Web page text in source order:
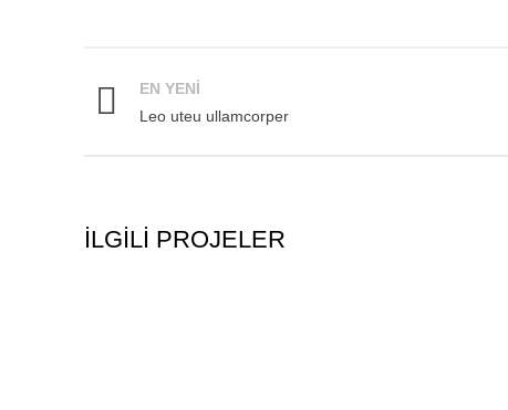
EN YENI
Leo uteu ullamcorper
İLGILI PROJELER